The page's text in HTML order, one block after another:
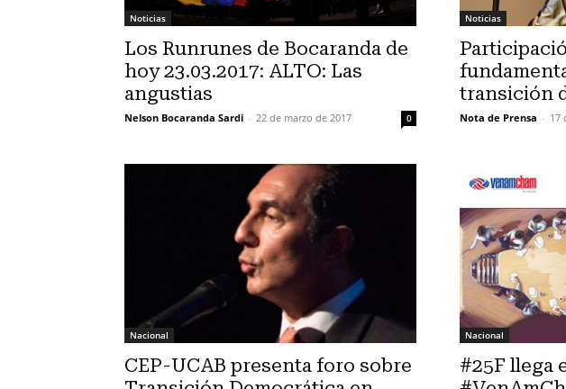
Noticias
Los Runrunes de Bocaranda de
hoy 23.03.2017: ALTO: Las
angustias
Nelson Bocaranda Sardi - 22 de marzo de 2017 0
Noticias
transición
Nota de Prensa - 17
Nacional
CEP-UCAB presenta foro sobre
Nacional
#25F llega